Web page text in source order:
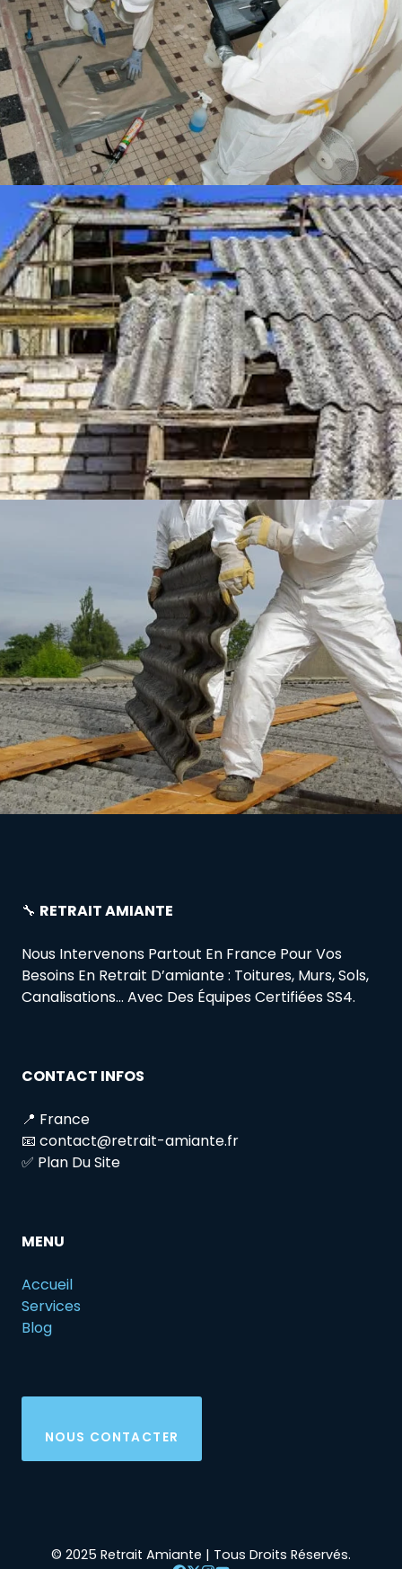
🔧 RETRAIT AMIANTE
Nous Intervenons Partout En France Pour Vos
Besoins En Retrait D’amiante : Toitures, Murs, Sols,
Canalisations… Avec Des Équipes Certifiées SS4.
CONTACT INFOS
📍 France
📧 contact@retrait-amiante.fr
✅ Plan Du Site
MENU
Accueil
Services
Blog
NOUS CONTACTER
© 2025 Retrait Amiante | Tous Droits Réservés.